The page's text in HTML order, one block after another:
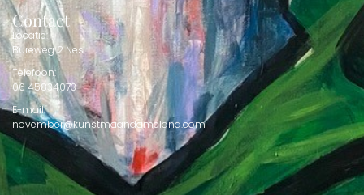
Contact
Locatie:
Bureweg 2 Nes
Telefoon:
06 45834073
E-mail:
november@kunstmaandameland.com